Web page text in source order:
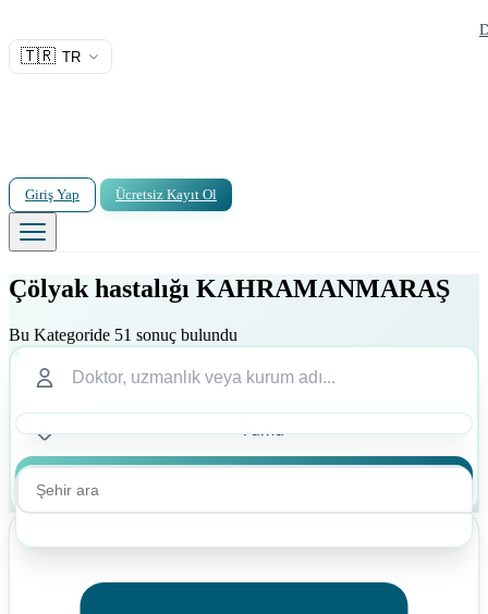
🇹🇷 TR
Giriş Yap Ücretsiz Kayıt Ol
Çölyak hastalığı KAHRAMANMARAŞ
Bu Kategoride 51 sonuç bulundu